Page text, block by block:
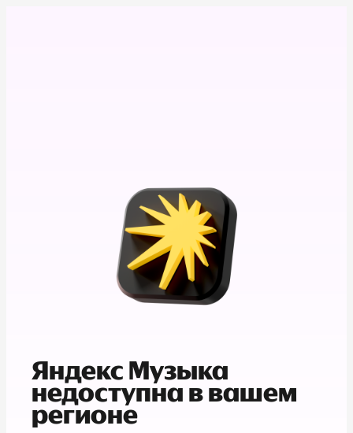
Яндекс Музыка
недоступна в вашем
регионе